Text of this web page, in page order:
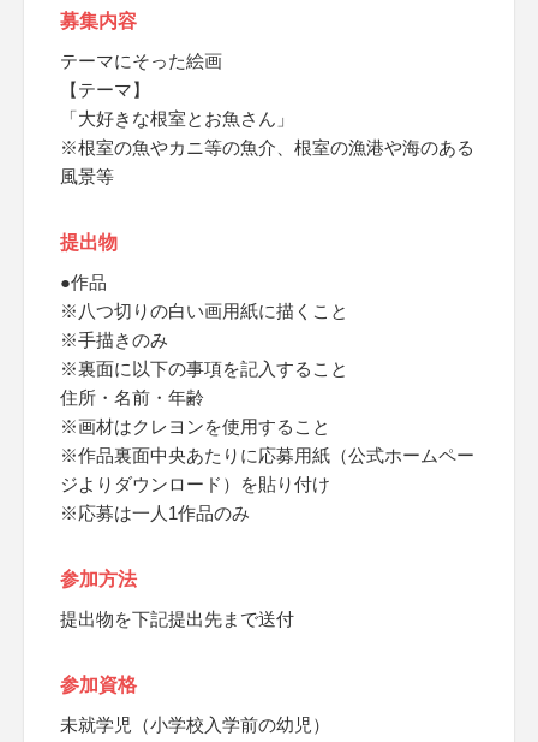
募集内容
テーマにそった絵画
【テーマ】
「大好きな根室とお魚さん」
※根室の魚やカニ等の魚介、根室の漁港や海のある
風景等
提出物
●作品
※八つ切りの白い画用紙に描くこと
※手描きのみ
※裏面に以下の事項を記入すること
住所・名前・年齢
※画材はクレヨンを使用すること
※作品裏面中央あたりに応募用紙（公式ホームペー
ジよりダウンロード）を貼り付け
※応募は一人1作品のみ
参加方法
提出物を下記提出先まで送付
参加資格
未就学児（小学校入学前の幼児）